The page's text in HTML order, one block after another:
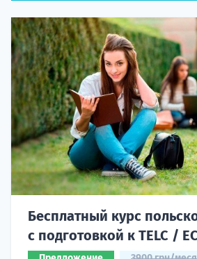
Бесплатный курс
с подготовкой к TELC /